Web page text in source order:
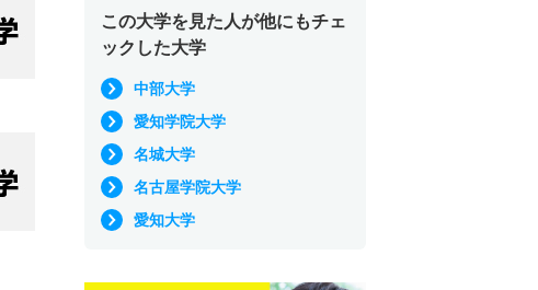
この大学を見た人が他にもチェ
ックした大学
中部大学
愛知学院大学
名城大学
名古屋学院大学
愛知大学